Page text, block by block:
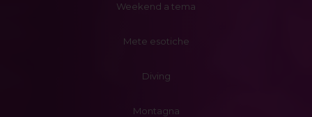
Weekend a tema
Mete esotiche
Diving
Montagna